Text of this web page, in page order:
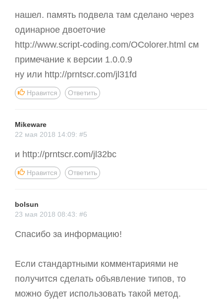
нашел. память подвела там сделано через
одинарное двоеточие
http://www.script-coding.com/OColorer.html см
примечание к версии 1.0.0.9
ну или http://prntscr.com/jl31fd
Нравится Ответить
Mikeware
22 мая 2018 14:09: #5
и http://prntscr.com/jl32bc
Нравится Ответить
bolsun
23 мая 2018 08:43: #6
Спасибо за информацию!
Если стандартными комментариями не
получится сделать объявление типов, то
можно будет использовать такой метод.